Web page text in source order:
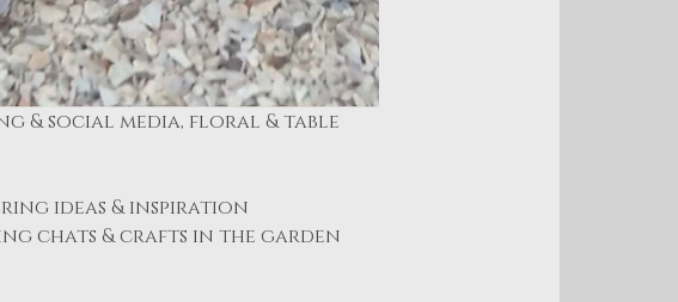
ideas & inspiration
chats & crafts in the garden